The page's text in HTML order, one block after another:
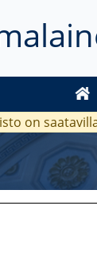
on